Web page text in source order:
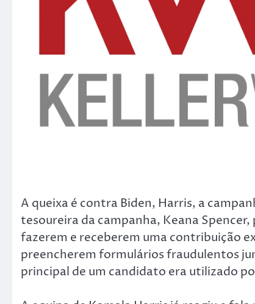
A queixa é contra Biden, Harris, a
tesoureira da campanha, Keana
fazerem e receberem uma contribuição
preencherem formulários fraudulentos
principal de um candidato era utilizado